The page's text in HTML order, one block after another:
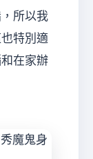
所以我
特別適
在家辦